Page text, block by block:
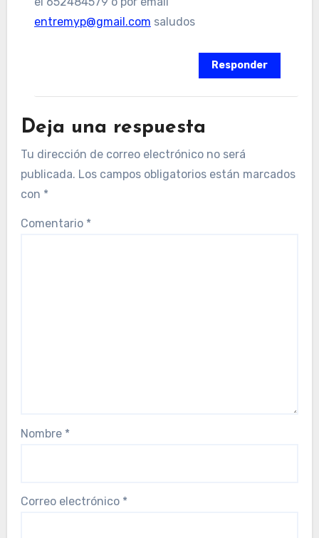
entremyp@gmail.com saludos
Responder
Deja una respuesta
Tu dirección de correo electrónico no será
publicada. Los campos obligatorios están marcados
con *
Comentario *
Nombre *
Correo electrónico *